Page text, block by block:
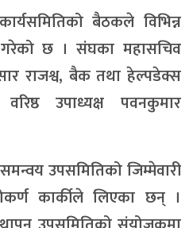
बैठकले विभिन्न
छ । संघका महासचिव
राजश्व, बैक तथा हेल्पडेक्स
उपाध्यक्ष पवनकुमार
उपसमितिको जिम्मेवारी
कार्कीले लिएका छन् ।